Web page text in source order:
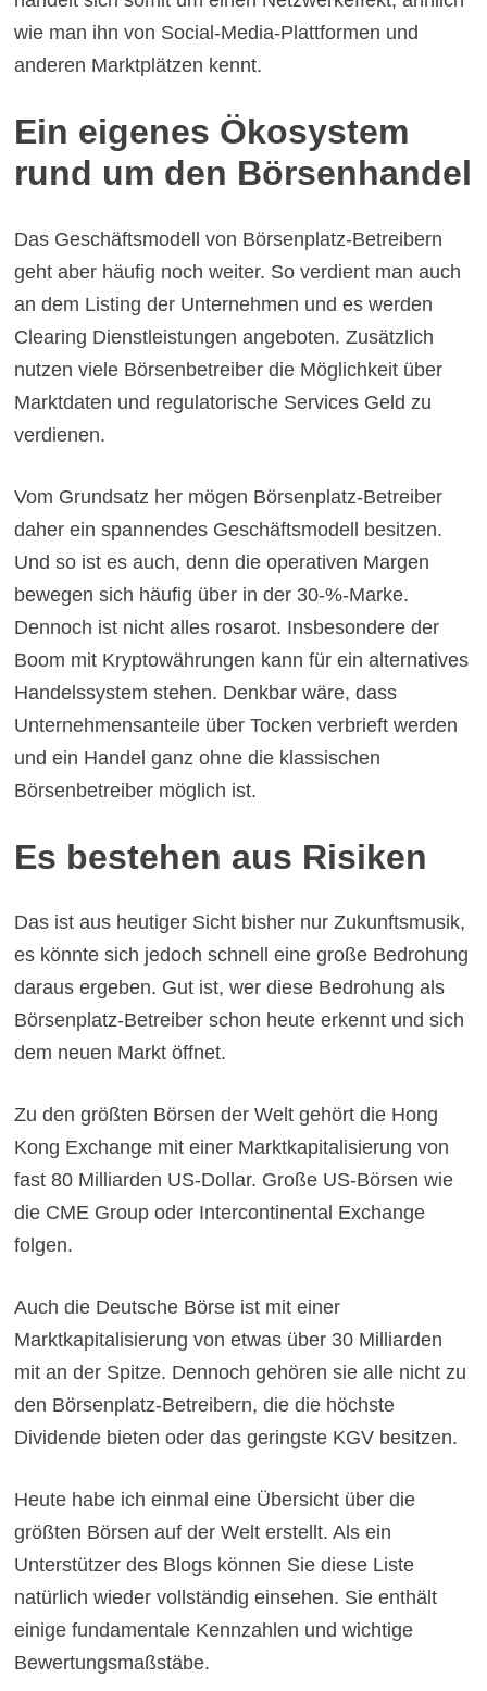
wie man ihn von Social-Media-Plattformen und
anderen Marktplätzen kennt.
Ein eigenes Ökosystem
rund um den Börsenhandel
Das Geschäftsmodell von Börsenplatz-Betreibern
geht aber häufig noch weiter. So verdient man auch
an dem Listing der Unternehmen und es werden
Clearing Dienstleistungen angeboten. Zusätzlich
nutzen viele Börsenbetreiber die Möglichkeit über
Marktdaten und regulatorische Services Geld zu
verdienen.
Vom Grundsatz her mögen Börsenplatz-Betreiber
daher ein spannendes Geschäftsmodell besitzen.
Und so ist es auch, denn die operativen Margen
bewegen sich häufig über in der 30-%-Marke.
Dennoch ist nicht alles rosarot. Insbesondere der
Boom mit Kryptowährungen kann für ein alternatives
Handelssystem stehen. Denkbar wäre, dass
Unternehmensanteile über Tocken verbrieft werden
und ein Handel ganz ohne die klassischen
Börsenbetreiber möglich ist.
Es bestehen aus Risiken
Das ist aus heutiger Sicht bisher nur Zukunftsmusik,
es könnte sich jedoch schnell eine große Bedrohung
daraus ergeben. Gut ist, wer diese Bedrohung als
Börsenplatz-Betreiber schon heute erkennt und sich
dem neuen Markt öffnet.
Zu den größten Börsen der Welt gehört die Hong
Kong Exchange mit einer Marktkapitalisierung von
fast 80 Milliarden US-Dollar. Große US-Börsen wie
die CME Group oder Intercontinental Exchange
folgen.
Auch die Deutsche Börse ist mit einer
Marktkapitalisierung von etwas über 30 Milliarden
mit an der Spitze. Dennoch gehören sie alle nicht zu
den Börsenplatz-Betreibern, die die höchste
Dividende bieten oder das geringste KGV besitzen.
Heute habe ich einmal eine Übersicht über die
größten Börsen auf der Welt erstellt. Als ein
Unterstützer des Blogs können Sie diese Liste
natürlich wieder vollständig einsehen. Sie enthält
einige fundamentale Kennzahlen und wichtige
Bewertungsmaßstäbe.